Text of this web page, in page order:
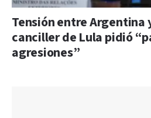
Tensión entre Argentina
canciller de Lula pidió
agresiones”